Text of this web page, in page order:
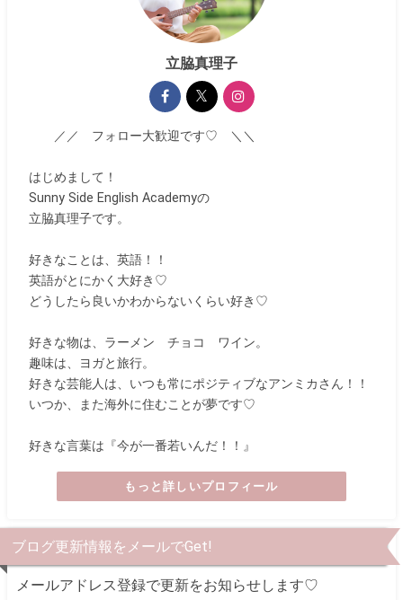
立脇真理子
／／ フォロー大歓迎です♡ ＼＼
はじめまして！
Sunny Side English Academyの
立脇真理子です。
好きなことは、英語！！
英語がとにかく大好き♡
どうしたら良いかわからないくらい好き♡
好きな物は、ラーメン チョコ ワイン。
趣味は、ヨガと旅行。
好きな芸能人は、いつも常にポジティブなアンミカさん！！
いつか、また海外に住むことが夢です♡
好きな言葉は『今が一番若いんだ！！』
もっと詳しいプロフィール
ブログ更新情報をメールでGet!
メールアドレス登録で更新をお知らせします♡